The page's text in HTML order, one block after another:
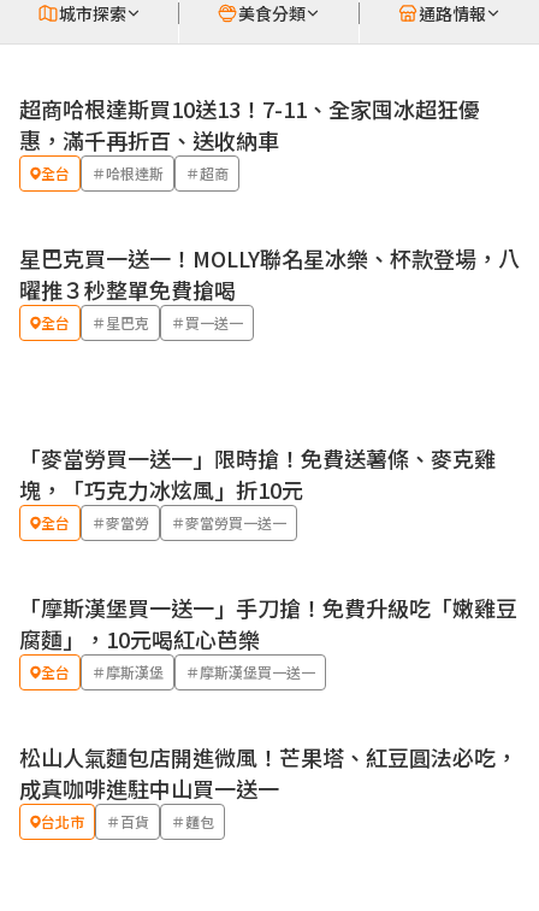
城市探索 美食分類 通路情報
優惠
超商哈根達斯買10送13！7-11、全家囤冰超狂優
惠，滿千再折百、送收納車
全台 ＃哈根達斯 ＃超商
優惠
星巴克買一送一！MOLLY聯名星冰樂、杯款登場，八
曜推３秒整單免費搶喝
全台 ＃星巴克 ＃買一送一
優惠
「麥當勞買一送一」限時搶！免費送薯條、麥克雞
塊，「巧克力冰炫風」折10元
全台 ＃麥當勞 ＃麥當勞買一送一
優惠
「摩斯漢堡買一送一」手刀搶！免費升級吃「嫩雞豆
腐麵」，10元喝紅心芭樂
全台 ＃摩斯漢堡 ＃摩斯漢堡買一送一
松山人氣麵包店開進微風！芒果塔、紅豆圓法必吃，
成真咖啡進駐中山買一送一
台北市 ＃百貨 ＃麵包